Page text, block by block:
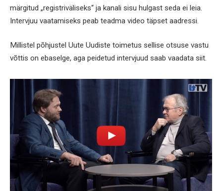
märgitud „registriväliseks“ ja kanali sisu hulgast seda ei leia.
Intervjuu vaatamiseks peab teadma video täpset aadressi.
Millistel põhjustel Uute Uudiste toimetus sellise otsuse vastu
võttis on ebaselge, aga peidetud intervjuud saab vaadata siit.